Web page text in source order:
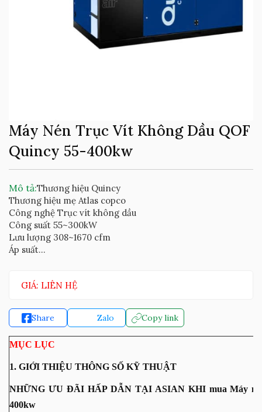
Máy Nén Trục Vít Không Dầu QOF
Quincy 55-400kw
Mô tả:Thương hiệu Quincy
Thương hiệu mẹ Atlas copco
Công nghệ Trục vít không dầu
Công suất 55~300kW
Lưu lượng 308~1670 cfm
Áp suất...
GIÁ: LIÊN HỆ
Share Zalo Copy link
MỤC LỤC
1. GIỚI THIỆU THÔNG SỐ KỸ THUẬT
NHỮNG ƯU ĐÃI HẤP DẪN TẠI ASIAN KHI mua Máy
400kw